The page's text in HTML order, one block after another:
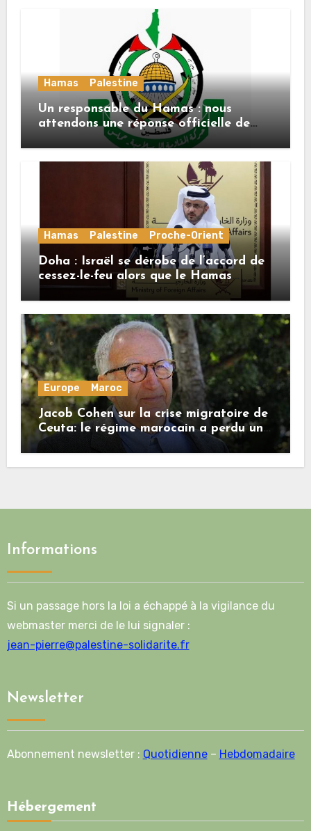
Hamas Palestine
Un responsable du Hamas : nous
attendons une réponse officielle de
Mladenov concernant la feuille de
route de la deuxième phase de l’accord
Hamas Palestine Proche-Orient
Doha : Israël se dérobe de l’accord de
cessez-le-feu alors que le Hamas
honore ses engagements
Europe Maroc
Jacob Cohen sur la crise migratoire de
Ceuta: le régime marocain a perdu une
bonne part de sa crédibilité vis-à-vis
Informations
Si un passage hors la loi a échappé à la vigilance du
webmaster merci de le lui signaler :
jean-pierre@palestine-solidarite.fr
Newsletter
Abonnement newsletter : Quotidienne– Hebdomadaire
Hébergement